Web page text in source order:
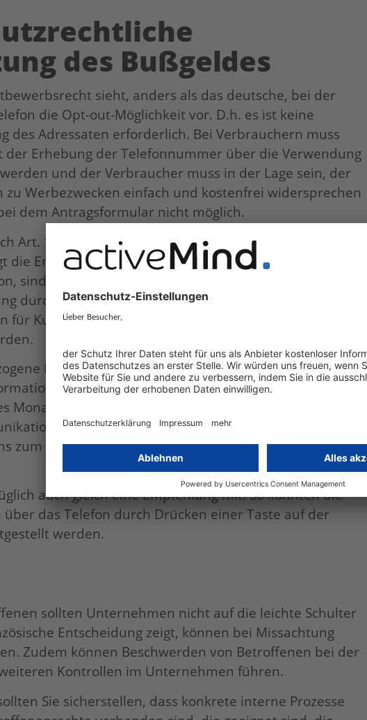
des Bußgeldes
sieht, anders als das deutsche, bei der
die Opt-out-Möglichkeit vor. D.h. es ist keine
des Adressaten erforderlich. Bei Verbrauchern muss
der Erhebung der Telefonnummer über die Verwendung
und der Verbraucher muss in der Lage sein, der
zu Werbezwecken einfach und kostenfrei widersprechen
dem Antragsformular nicht möglich.
Art. 13 DSGVO sind den Betroffenen zwingend
die Erhebung der personenbezogenen Daten direkt bei
sind die Informationen gem. Art. 13 DSGVO zum
durch den Verantwortlichen mitzuteilen. Ein solches
für Kunden könnte mittels unserem
Daten nicht direkt bei der betroffenen Person
innerhalb einer angemessenen Frist, längstens
Monats nach Erlangen der Daten zu erteilen. Werden
mit der betroffenen Person verwendet, hat die
zum Zeitpunkt der ersten Kontaktaufnahme zu
auch gleich eine Empfehlung mit. So könnten die
das Telefon durch Drücken einer Taste auf der
werden.
sollten Unternehmen nicht auf die leichte Schulter
Entscheidung zeigt, können bei Missachtung
Zudem können Beschwerden von Betroffenen bei der
Kontrollen im Unternehmen führen.
Sie sicherstellen, dass konkrete interne Prozesse